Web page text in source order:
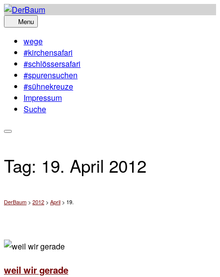
Skip
to
Menu
wege
#kirchensafari
#schlössersafari
#spurensuchen
#sühnekreuze
Impressum
Suche
Tag: 19. April 2012
DerBaum > 2012 > April > 19.
weil wir gerade